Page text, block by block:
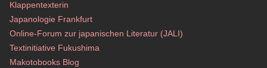
Klappentexterin
Japanologie Frankfurt
Online-Forum zur japanischen Literatur (JALI)
Textinitiative Fukushima
Makotobooks Blog